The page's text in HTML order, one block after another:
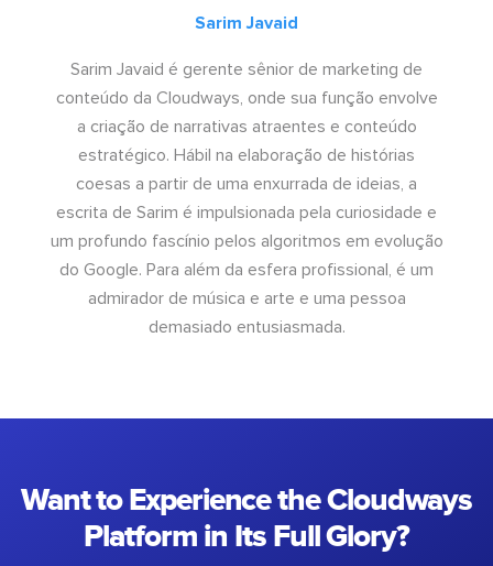
Sarim Javaid
Sarim Javaid é gerente sênior de marketing de
conteúdo da Cloudways, onde sua função envolve
a criação de narrativas atraentes e conteúdo
estratégico. Hábil na elaboração de histórias
coesas a partir de uma enxurrada de ideias, a
escrita de Sarim é impulsionada pela curiosidade e
um profundo fascínio pelos algoritmos em evolução
do Google. Para além da esfera profissional, é um
admirador de música e arte e uma pessoa
demasiado entusiasmada.
Want to Experience the Cloudways
Platform in Its Full Glory?